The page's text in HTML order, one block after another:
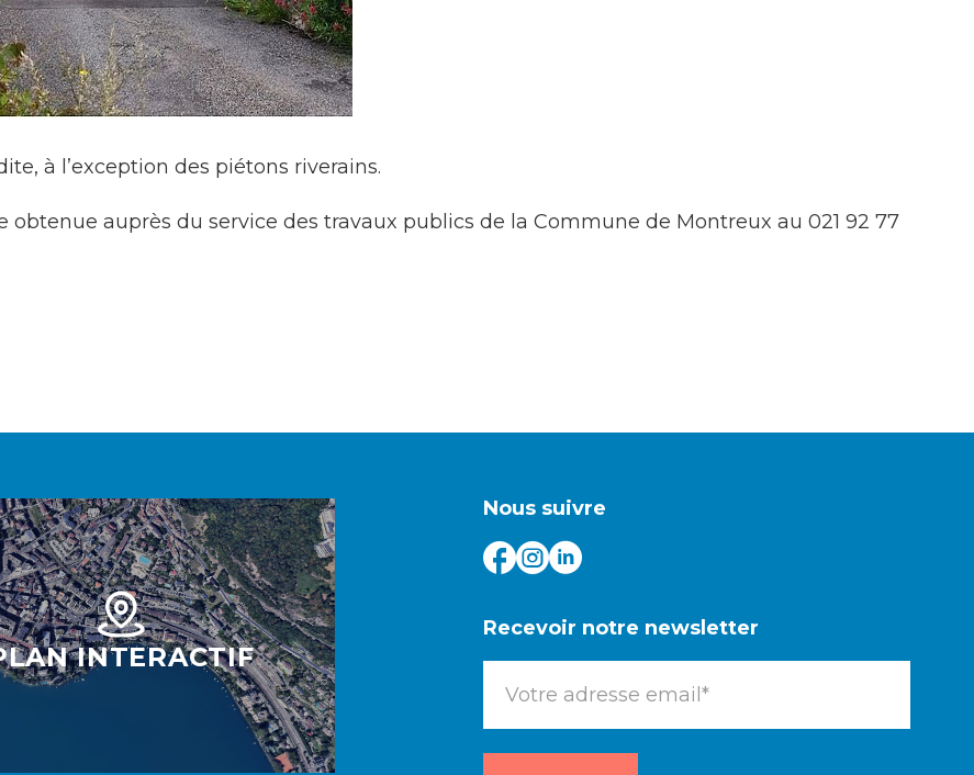
à l’exception des piétons riverains.
auprès du service des travaux publics de la Commune de Montreux au 021 92 77
INTERACTIF
Nous suivre
Recevoir notre newsletter